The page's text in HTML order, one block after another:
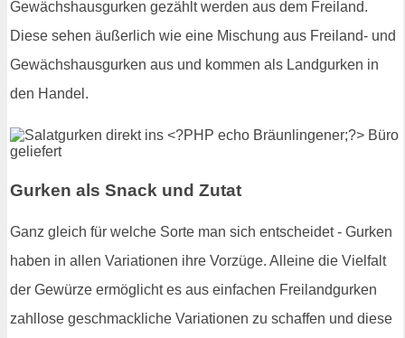
Gewächshausgurken gezählt werden aus dem Freiland.
Diese sehen äußerlich wie eine Mischung aus Freiland- und
Gewächshausgurken aus und kommen als Landgurken in
den Handel.
Gurken als Snack und Zutat
Ganz gleich für welche Sorte man sich entscheidet - Gurken
haben in allen Variationen ihre Vorzüge. Alleine die Vielfalt
der Gewürze ermöglicht es aus einfachen Freilandgurken
zahllose geschmackliche Variationen zu schaffen und diese